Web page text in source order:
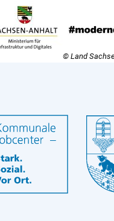
© Land